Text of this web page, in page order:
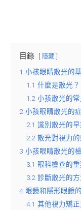
目錄 隱藏
1 小孩眼睛散光的
1.1 什麼是散光？
1.2 小孩散光的常
2 小孩眼睛散光的
2.1 識別散光的
2.2 散光對視力
3 小孩眼睛散光的
3.1 眼科檢查的
3.2 診斷散光的方
4 眼鏡和隱形眼鏡
4.1 其他視力矯